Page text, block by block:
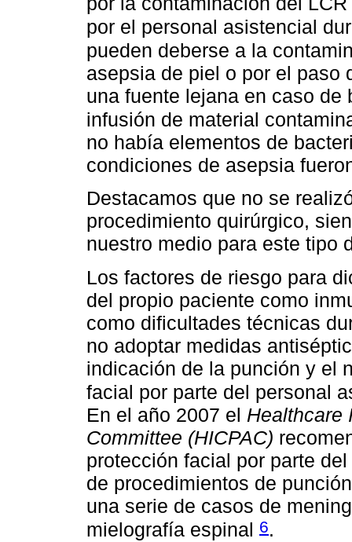
por el personal asistencial
pueden deberse a la
asepsia de piel o por el paso
una fuente lejana en caso
infusión de material
no había elementos de
condiciones de asepsia
Destacamos que no se
procedimiento quirúrgico,
nuestro medio para este tipo
Los factores de riesgo para
del propio paciente como
como dificultades técnicas
no adoptar medidas
indicación de la punción y el
facial por parte del personal
En el año 2007 el Healthcare
Committee (HICPAC)
protección facial por parte
de procedimientos de
una serie de casos de
mielografía espinal 6.